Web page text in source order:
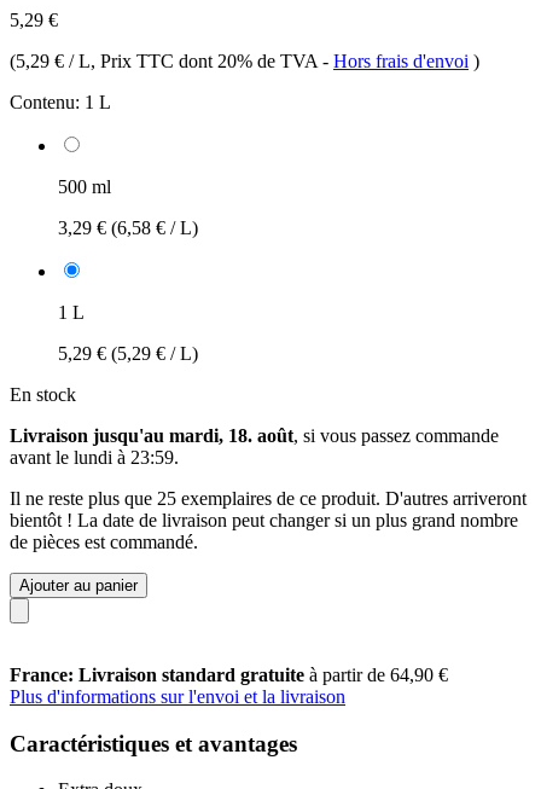
5,29 €
(5,29 € / L, Prix TTC dont 20% de TVA - Hors frais d'envoi )
Contenu: 1 L
500 ml
3,29 € (6,58 € / L)
1 L
5,29 € (5,29 € / L)
En stock
Livraison jusqu'au mardi, 18. août, si vous passez commande
avant le lundi à 23:59.
Il ne reste plus que 25 exemplaires de ce produit. D'autres arriveront
bientôt ! La date de livraison peut changer si un plus grand nombre
de pièces est commandé.
Ajouter au panier
France: Livraison standard gratuite à partir de 64,90 €
Plus d'informations sur l'envoi et la livraison
Caractéristiques et avantages